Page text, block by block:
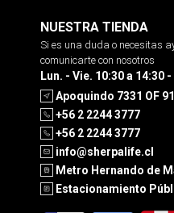
NUESTRA TIENDA
Si es una duda o necesitas
comunicarte con nosotros
Lun. - Vie. 10:30 a 14:30
Apoquindo 7331 OF
+56 2 2244 3777
+56 2 2244 3777
info@sherpalife.cl
Metro Hernando de
Estacionamiento